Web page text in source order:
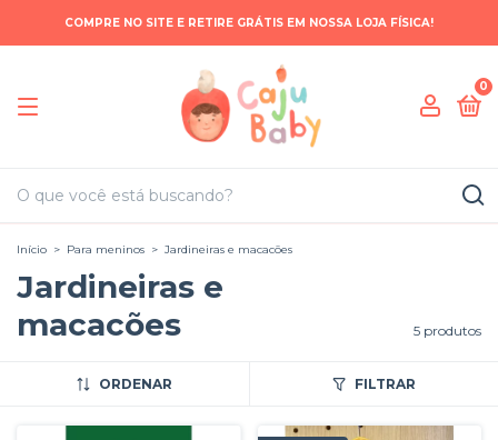
COMPRE NO SITE E RETIRE GRÁTIS EM NOSSA LOJA FÍSICA!
0
Início > Para meninos > Jardineiras e macacões
Jardineiras e
macacões
5 produtos
ORDENAR FILTRAR